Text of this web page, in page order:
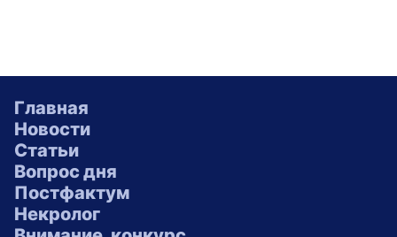
Главная
Новости
Статьи
Вопрос дня
Постфактум
Некролог